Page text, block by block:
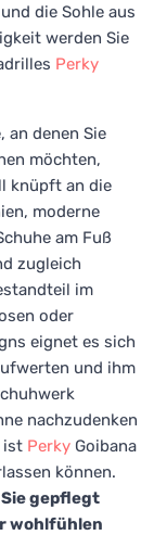
die Sohle aus
werden Sie
Perky
an denen Sie
möchten,
knüpft an die
moderne
am Fuß
zugleich
im
oder
eignet es sich
und ihm
nachzudenken
ist Perky Goibana
können.
Sie gepflegt
wohlfühlen